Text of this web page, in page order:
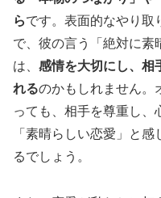
らです。表面的なやり取
で、彼の言う「絶対に素
は、 感情を大切にし、相
れるのかもしれません。
っても、相手を尊重し、
「素晴らしい恋愛」と
るでしょう。